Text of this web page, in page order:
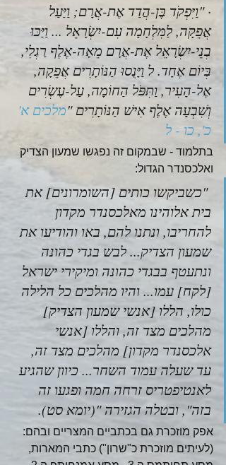
· "וַיִּפְקֹד בֶּן-הֲדַד אֶת-אֲרָם; וַיַּעַל
אֲפֵקָה, לַמִּלְחָמָה עִם-יִשְׂרָאֵל ... וַיַּכּוּ
בְנֵי-יִשְׂרָאֵל אֶת-אֲרָם מֵאָה-אֶלֶף רַגְלִי,
בְּיוֹם אֶחָד. ל וַיָּנֻסוּ הַנּוֹתָרִים אֲפֵקָה,
אֶל-הָעִיר, וַתִּפֹּל הַחוֹמָה, עַל-עֶשְׂרִים
וְשִׁבְעָה אֶלֶף אִישׁ הַנּוֹתָרִים "מלכים א'
כ', כו - ל
בתלמוד - שבמקום זה נפגשו שמעון הצדיק
ואלכסנדר הגדול:
"כשביקשו כותים [השומרונים] את
בית אלוהינו מאלכסנדר מקדון
להחריבו, ונתנו להם, באו והודיעו את
שמעון הצדיק... לבש בגדי כהונה
ונתעטף בבגדי כהונה ומיקירי ישראל
[לקח] עמו... והיו מהלכים כל הלילה
כולו, הללו [אנשי שמעון הצדיק]
מהלכים מצד זה, והללו [אנשי
אלכסנדר מקדון] מהלכים מצד זה,
עד שעלה עמוד השחר... כיוון שהגיע
לאנטיפטריס זרחה חמה ופגעו זה
בזה", ובטלה הגזירה "(יומא סט).
אפק מוזכרת גם בכתביים המצריים ובהם:
(לעיתים מוזכרת כ"שרון") כתבי המארות,